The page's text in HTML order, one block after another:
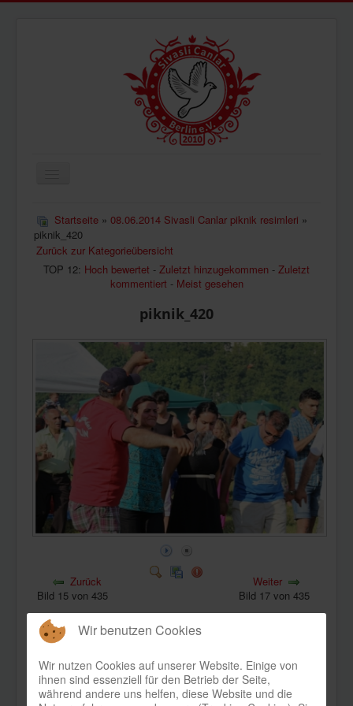
ÜBERUNS
AKTUELLES
BILDER
DATENSCHUTZ
KONTAKT
Startseite » 08.06.2014 Sivasli Canlar piknik resimleri »
piknik_420
Zurück zur Kategorieübersicht
TOP 12: Hoch bewertet - Zuletzt hinzugekommen - Zuletzt
kommentiert - Meist gesehen
piknik_420
Zurück
Bild 15 von 435
Weiter
Bild 17 von 435
Bild-Informationen
Wir benutzen Cookies
Wir nutzen Cookies auf unserer Website. Einige von
ihnen sind essenziell für den Betrieb der Seite,
während andere uns helfen, diese Website und die